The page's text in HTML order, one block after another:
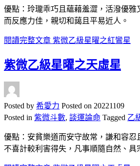
優點：玲瓏乖巧且蘊藉羞澀，活潑優雅
而反應力佳，親切和藹且平易近人。
閱讀完整文章 紫微乙級星曜之紅鸞星
紫微乙級星曜之天虛星
Posted by 希愛力 Posted on 20221109
Posted in 紫微斗數, 談運論命 Tagged 乙
優點：安貧樂道而安守故常，謙和容忍
不喜計較利害得失，凡事順隨自然、具